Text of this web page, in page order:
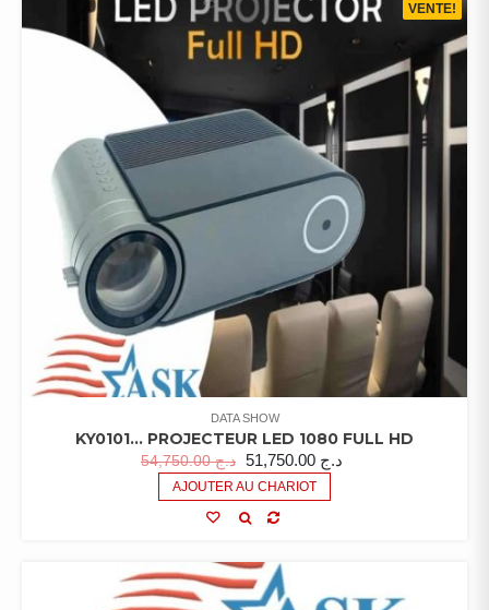
VENTE!
DATA SHOW
KY0101… PROJECTEUR LED 1080 FULL HD
د.ج54,750.00 د.ج
AJOUTER AU CHARIOT